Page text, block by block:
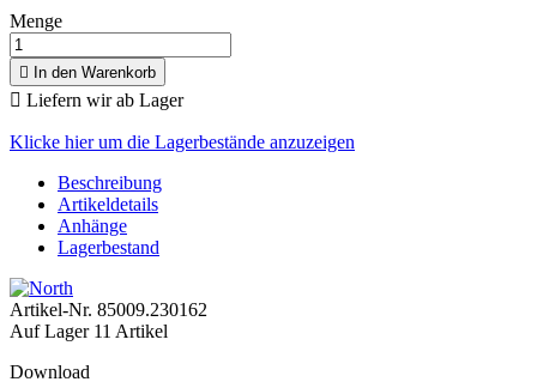
Menge
 In den Warenkorb
 Liefern wir ab Lager
Klicke hier um die Lagerbestände anzuzeigen
Beschreibung
Artikeldetails
Anhänge
Lagerbestand
Artikel-Nr. 85009.230162
Auf Lager 11 Artikel
Download